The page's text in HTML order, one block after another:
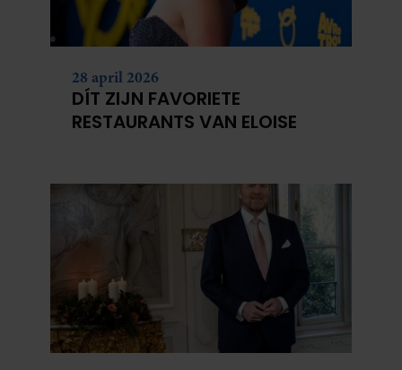
28 april 2026
DÍT ZIJN FAVORIETE
RESTAURANTS VAN ELOISE